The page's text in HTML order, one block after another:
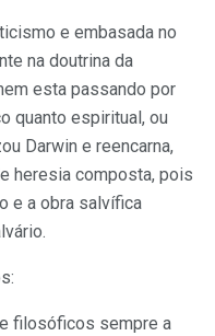
e embasada no
na doutrina da
esta passando por
quanto espiritual, ou
Darwin e reencarna,
heresia composta, pois
e a obra salvífica
filosóficos sempre a